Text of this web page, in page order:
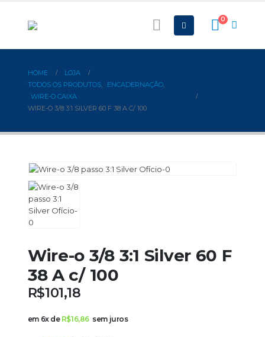
0
HOME
LOJA
TODOS OS PRODUTOS, ENCADERNAÇÃO,
WIRE-O CAIXA
WIRE-O 3/8 3:1 SILVER 60 F 38 A C/ 100
Wire-o 3/8 3:1 Silver 60 F
38 A c/ 100
R$101,18
em 6x de R$16,86 sem juros